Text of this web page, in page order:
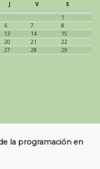
J V
S
1
6 7
8
13 14
15
20 21
22
27 28
29
la programación en